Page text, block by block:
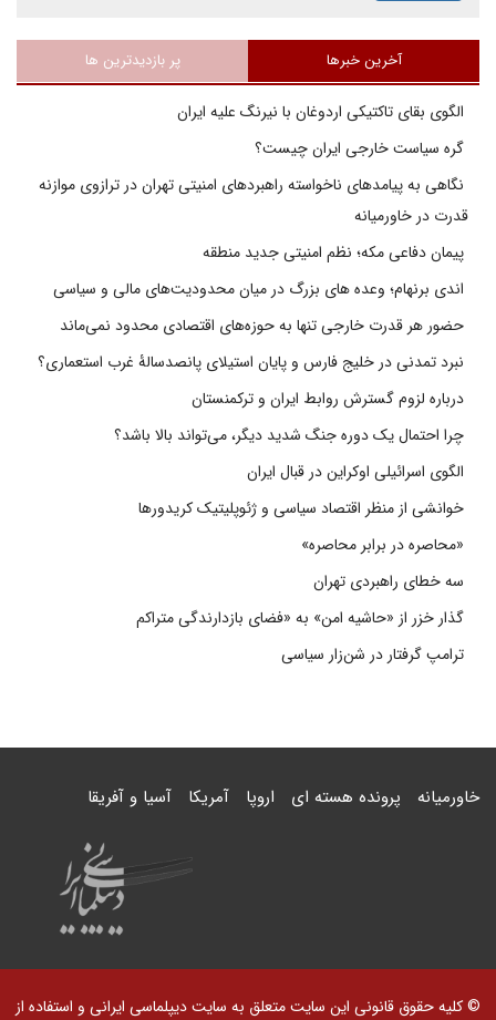
آخرین خبرها پر بازدیدترین ها
الگوی بقای تاکتیکی اردوغان با نیرنگ علیه ایران
گره سیاست خارجی ایران چیست؟
نگاهی به پیامدهای ناخواسته راهبردهای امنیتی تهران در ترازوی موازنه
قدرت در خاورمیانه
پیمان دفاعی مکه؛ نظم امنیتی جدید منطقه
اندی برنهام؛ وعده های بزرگ در میان محدودیت‌های مالی و سیاسی
حضور هر قدرت خارجی تنها به حوزه‌های اقتصادی محدود نمی‌ماند
نبرد تمدنی در خلیج فارس و پایان استیلای پانصدسالۀ غرب استعماری؟
درباره لزوم گسترش روابط ایران و ترکمنستان
چرا احتمال یک دوره جنگ شدید دیگر، می‌تواند بالا باشد؟
الگوی اسرائیلی اوکراین در قبال ایران
خوانشی از منظر اقتصاد سیاسی و ژئوپلیتیک کریدورها
«محاصره در برابر محاصره»
سه خطای راهبردی تهران
گذار خزر از «حاشیه امن» به «فضای بازدارندگی متراکم
ترامپ گرفتار در شن‌زار سیاسی
خاورمیانه پرونده هسته ای اروپا آمریکا آسیا و آفریقا
© کلیه حقوق قانونی این سایت متعلق به سایت دیپلماسی ایرانی و استفاده از